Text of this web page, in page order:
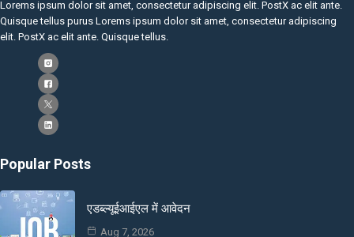
Lorems ipsum dolor sit amet, consectetur adipiscing elit. PostX ac elit ante.
Quisque tellus purus Lorems ipsum dolor sit amet, consectetur adipiscing
elit. PostX ac elit ante. Quisque tellus.
Popular Posts
एडब्ल्यूईआईएल में आवेदन
Aug 7, 2026